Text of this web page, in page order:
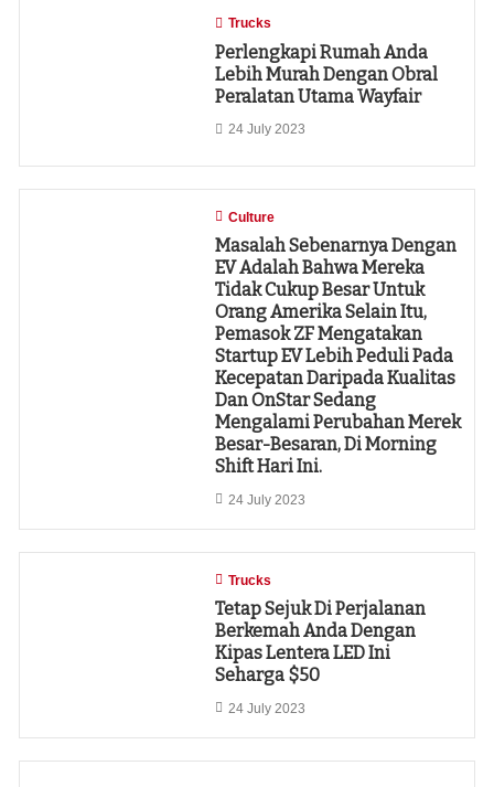
Trucks
Perlengkapi Rumah Anda
Lebih Murah Dengan Obral
Peralatan Utama Wayfair
24 July 2023
Culture
Masalah Sebenarnya Dengan
EV Adalah Bahwa Mereka
Tidak Cukup Besar Untuk
Orang Amerika Selain Itu,
Pemasok ZF Mengatakan
Startup EV Lebih Peduli Pada
Kecepatan Daripada Kualitas
Dan OnStar Sedang
Mengalami Perubahan Merek
Besar-Besaran, Di Morning
Shift Hari Ini.
24 July 2023
Trucks
Tetap Sejuk Di Perjalanan
Berkemah Anda Dengan
Kipas Lentera LED Ini
Seharga $50
24 July 2023